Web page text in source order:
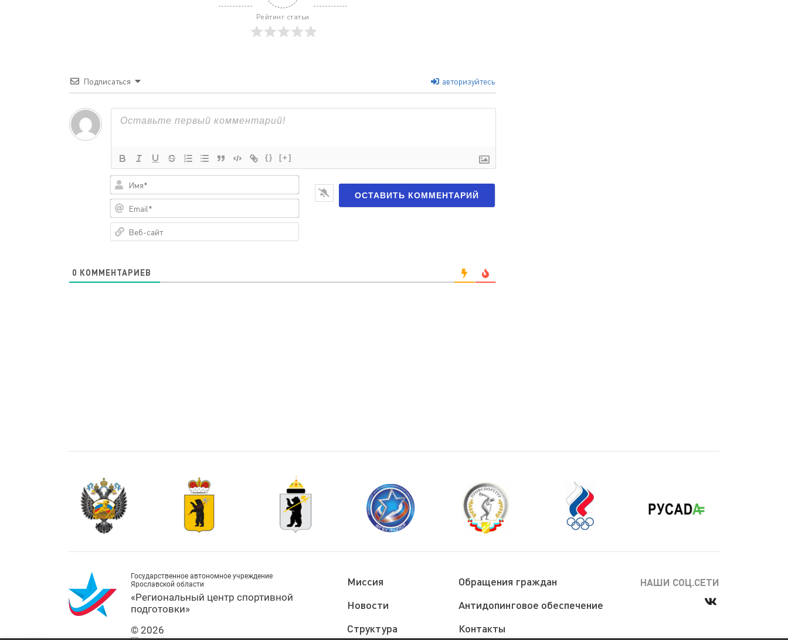
Рейтинг статьи
Подписаться авторизуйтесь
{} [+]
Имя*
Email*
сайт
0 КОММЕНТАРИЕВ
Государственное автономное учреждение
Ярославской области
«Региональный центр спортивной
подготовки»
© 2026
Миссия
Новости
Структура
Обращения граждан
Антидопинговое обеспечение
Контакты
НАШИ СОЦ.СЕТИ